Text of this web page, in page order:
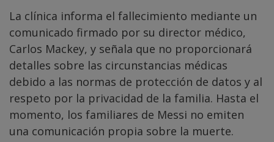
La clínica informa el fallecimiento mediante un
comunicado firmado por su director médico,
Carlos Mackey, y señala que no proporcionará
detalles sobre las circunstancias médicas
debido a las normas de protección de datos y al
respeto por la privacidad de la familia. Hasta el
momento, los familiares de Messi no emiten
una comunicación propia sobre la muerte.